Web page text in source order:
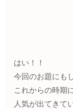
はい！！
今回のお題にも
これからの時期
人気が出てきて